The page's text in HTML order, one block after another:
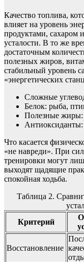
Качество топлива,
влияет на уровень
продуктами, сахаром
усталости. В то же
достаточным
полезных жиров,
стабильный уровень
«энергетических
Сложные
Белок: рыба,
Полезные жиры:
Что касается
«не навреди». При
тренировки могут
выходят щадящие
спокойная ходьба.
Таблица 2.
Критерий
Восстановление